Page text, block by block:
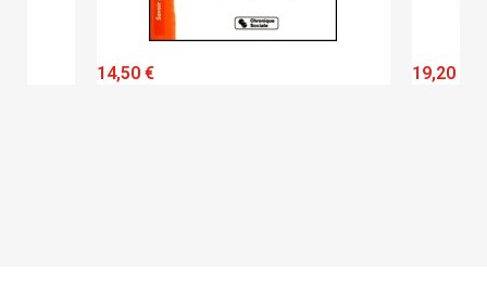
14,50 € 19,20 €